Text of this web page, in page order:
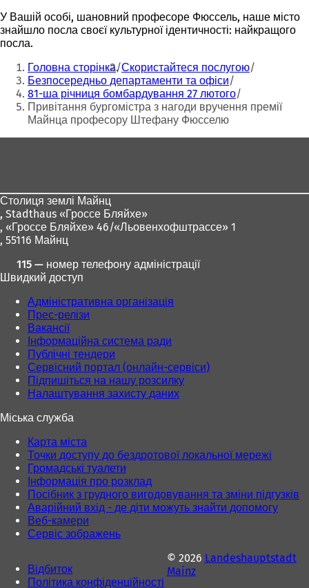
У Вашій особі, шановний професоре Фюссель, наше місто
знайшло посла своєї культурної ідентичності: найкращого
посла.
Ти
тут:
Головна сторінка Скористайтеся послугою
Безпосередньо департаменти та офіси
81-ша річниця бомбардування 27 лютого
Привітання бургомістра з нагоди вручення премії
Майнца професору Штефану Фюсселю
Столиця землі Майнц
, Stadthaus «Гроссе Бляйхе»
, «Гроссе Бляйхе» 46/«Льовенхофштрассе» 1
, 55116 Майнц
115 — номер телефону адміністрації
Швидкий доступ
Адміністративна організація
Прес-релізи
Вакансії
Інформаційна система ради
Публічні тендери
Сервісний портал (онлайн-сервіси)
Підпишіться на нашу розсилку
Налаштування захисту даних
Міська служба
Карта міста
Точки доступу до бездротової локальної мережі
Громадські туалети
Інформація про розклад
Посібник з грудного вигодовування та зміни підгузків
Аварійний вхід - де діти можуть знайти допомогу
Веб-камери
Сервіс зображень
Відбиток
Політика конфіденційності
© 2026 Landeshauptstadt
Mainz